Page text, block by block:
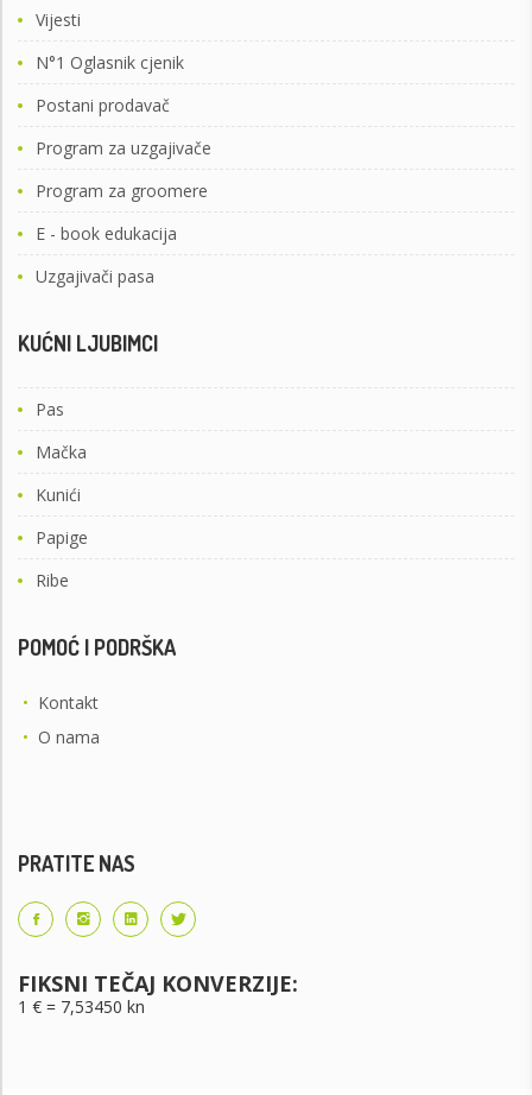
Vijesti
N°1 Oglasnik cjenik
Postani prodavač
Program za uzgajivače
Program za groomere
E - book edukacija
Uzgajivači pasa
KUĆNI LJUBIMCI
Pas
Mačka
Kunići
Papige
Ribe
POMOĆ I PODRŠKA
• Kontakt
• O nama
PRATITE NAS
FIKSNI TEČAJ KONVERZIJE:
1 € = 7,53450 kn